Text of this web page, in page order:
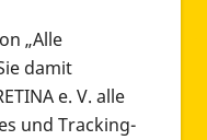
„Alle
damit
e. V. alle
und Tracking-